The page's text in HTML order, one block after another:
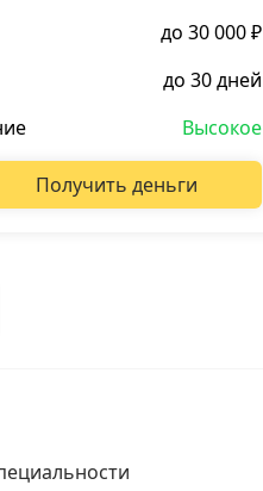
до 30 000 ₽
до 30 дней
Высокое
Получить деньги